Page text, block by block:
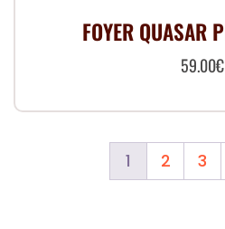
FOYER QUASAR
59.00€
1 2 3